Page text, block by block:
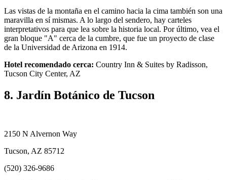
Las vistas de la montaña en el camino hacia la cima también son una
maravilla en sí mismas. A lo largo del sendero, hay carteles
interpretativos para que lea sobre la historia local. Por último, vea el
gran bloque "A" cerca de la cumbre, que fue un proyecto de clase
de la Universidad de Arizona en 1914.
Hotel recomendado cerca: Country Inn & Suites by Radisson,
Tucson City Center, AZ
8. Jardín Botánico de Tucson
2150 N Alvernon Way
Tucson, AZ 85712
(520) 326-9686